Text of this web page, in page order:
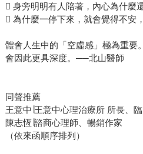
 身旁明明有人陪著，內心為什麼
 為什麼一停下來，就會覺得不安
體會人生中的「空虛感」極為重要
會因此更具深度。──北山醫師
同聲推薦
王意中∣王意中心理治療所 所長、
陳志恆∣諮商心理師、暢銷作家
（依來函順序排列）